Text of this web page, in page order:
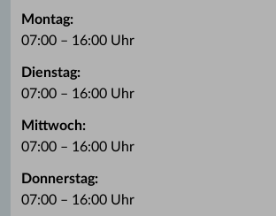
Montag:
07:00 – 16:00 Uhr
Dienstag:
07:00 – 16:00 Uhr
Mittwoch:
07:00 – 16:00 Uhr
Donnerstag:
07:00 – 16:00 Uhr